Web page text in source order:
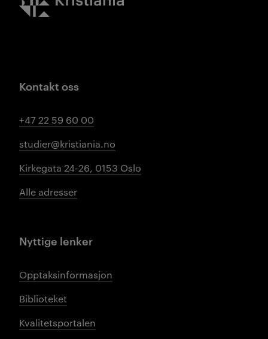
Kontakt oss
+47 22 59 60 00
studier@kristiania.no
Kirkegata 24-26, 0153 Oslo
Alle adresser
Nyttige lenker
Opptaksinformasjon
Biblioteket
Kvalitetsportalen